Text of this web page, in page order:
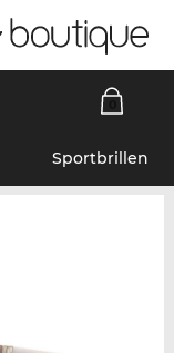
Sportbrillen